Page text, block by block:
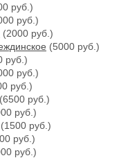
руб.)
руб.)
(2000 руб.)
(5000 руб.)
руб.)
руб.)
руб.)
(6500 руб.)
руб.)
(1500 руб.)
руб.)
руб.)